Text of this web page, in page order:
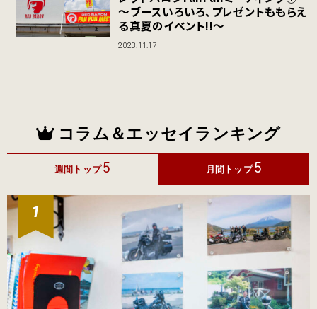
〜ブースいろいろ、プレゼントももらえ
る真夏のイベント!!〜
2023.11.17
コラム＆エッセイランキング
週間トップ5 月間トップ 5